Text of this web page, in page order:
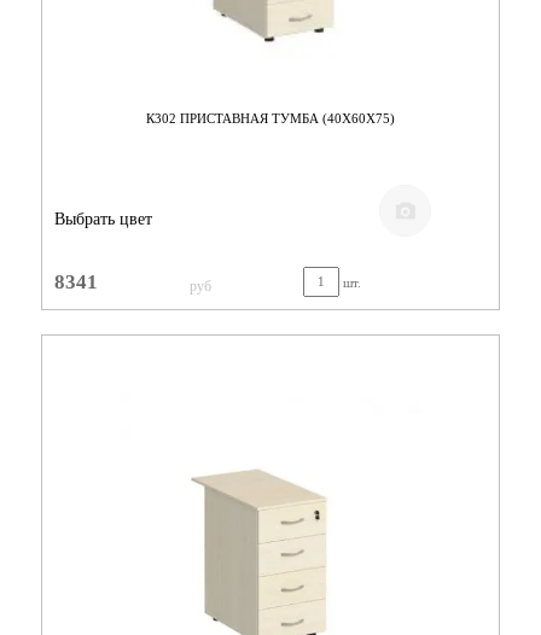
К302 ПРИСТАВНАЯ ТУМБА (40Х60Х75)
Выбрать цвет
8341 руб шт.